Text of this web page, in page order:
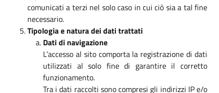
comunicati a terzi nel solo caso in cui ciò sia a tal fine
necessario.
Tipologia e natura dei dati trattati
Dati di navigazione
L’accesso al sito comporta la registrazione di dati
utilizzati al solo fine di garantire il corretto
funzionamento.
Tra i dati raccolti sono compresi gli indirizzi IP e/o